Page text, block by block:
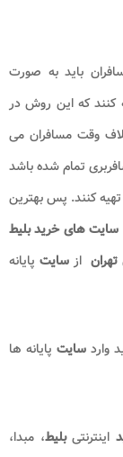
باید به صورت
کنند که این روش در
وقت مسافران می
تمام شده باشد
کنند. پس بهترین
سایت های خرید بلیط
از سایت پایانه
واردسایت پایانه ها
اینترنتیبلیط، مبدا،